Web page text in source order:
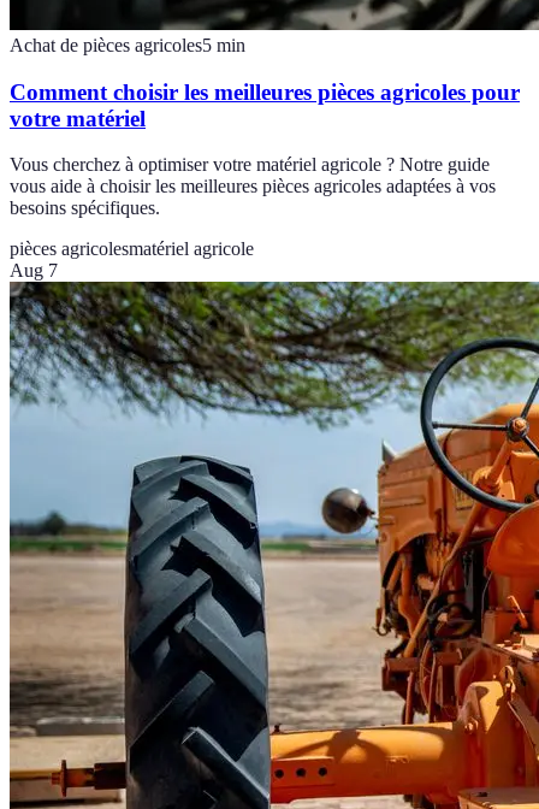
Achat de pièces agricoles5 min
Comment choisir les meilleures pièces agricoles pour
votre matériel
Vous cherchez à optimiser votre matériel agricole ? Notre guide
vous aide à choisir les meilleures pièces agricoles adaptées à vos
besoins spécifiques.
pièces agricolesmatériel agricole
Aug 7